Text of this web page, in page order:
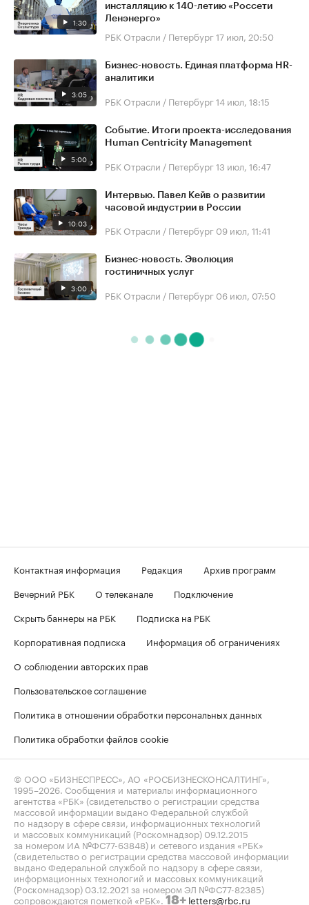
1:30
инсталляцию к 140-летию «Россети
Ленэнерго»
РБК Отрасли / Петербург17 июл, 20:50
3:05
Бизнес-новость. Единая платформа HR-
аналитики
РБК Отрасли / Петербург14 июл, 18:15
5:00
Событие. Итоги проекта-исследования
Human Centricity Management
РБК Отрасли / Петербург13 июл, 16:47
10:03
Интервью. Павел Кейв о развитии
часовой индустрии в России
РБК Отрасли / Петербург 09 июл, 11:41
3:00
Бизнес-новость. Эволюция
гостиничных услуг
РБК Отрасли / Петербург 06 июл, 07:50
Контактная информация Редакция
Архив программ
Вечерний РБК
О телеканале
Подключение
Скрыть баннеры на РБК
Подписка на РБК
Корпоративная подписка
Информация об ограничениях
О соблюдении авторских прав
Пользовательское соглашение
Политика в отношении обработки персональных данных
Политика обработки файлов cookie
© ООО «БИЗНЕСПРЕСС», АО «РОСБИЗНЕСКОНСАЛТИНГ»,
1995–2026. Сообщения и материалы информационного
агентства «РБК» (свидетельство о регистрации средства
массовой информации выдано Федеральной службой
по надзору в сфере связи, информационных технологий
и массовых коммуникаций (Роскомнадзор) 09.12.2015
за номером ИА №ФС77-63848) и сетевого издания «РБК»
(свидетельство о регистрации средства массовой информации
выдано Федеральной службой по надзору в сфере связи,
информационных технологий и массовых коммуникаций
(Роскомнадзор) 03.12.2021 за номером ЭЛ №ФС77-82385)
сопровождаются пометкой «РБК». 18+ letters@rbc.ru